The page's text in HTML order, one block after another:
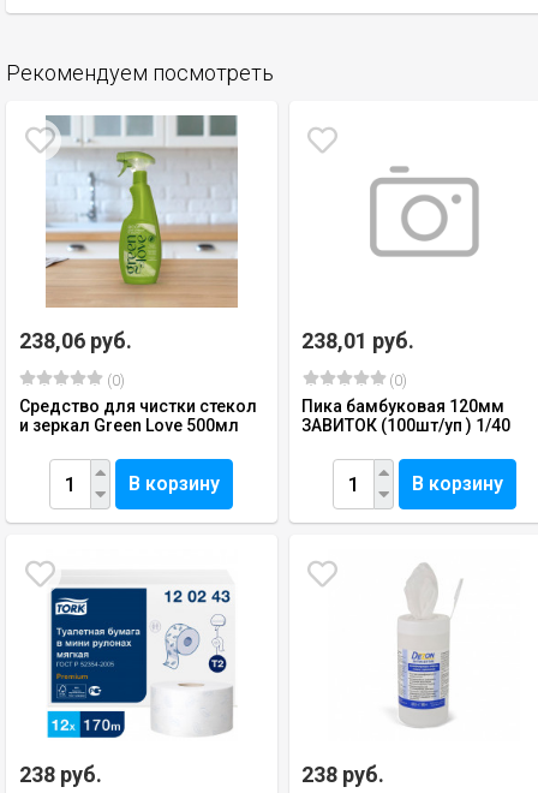
Рекомендуем посмотреть
238,06 руб.
(0)
Cредство для чистки стекол
и зеркал Green Love 500мл
В корзину
238,01 руб.
(0)
Пика бамбуковая 120мм
ЗАВИТОК (100шт/уп ) 1/40
В корзину
238 руб. 238 руб.